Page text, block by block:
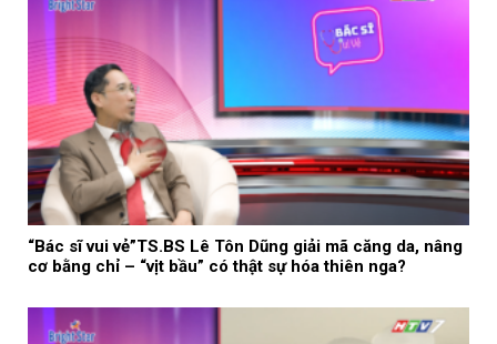
“Bác sĩ vui vẻ”TS.BS Lê Tôn Dũng giải mã căng da, nâng
cơ bằng chỉ – “vịt bầu” có thật sự hóa thiên nga?